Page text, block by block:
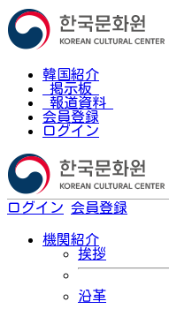
韓国紹介
掲示板
報道資料
会員登録
ログイン
ログイン 会員登録
機関紹介
挨拶
沿革